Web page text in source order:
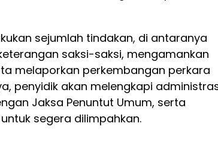
sejumlah tindakan, di antaranya
saksi-saksi, mengamankan
melaporkan perkembangan perkara
penyidik akan melengkapi
Jaksa Penuntut Umum, serta
segera dilimpahkan.